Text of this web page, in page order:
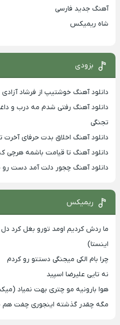
آهنگ جدید فارسی
شاه ریمیکس
بزودی
دانلود آهنگ خوشتیپ از فرشاد آزادی
دانلود آهنگ رفتی شدم مه درب و
تجنگی
دانلود آهنگ اخلاق بدت حرفای آخرت
دانلود آهنگ تا قیامت باشمه هرچی که
دانلود آهنگ چجور دلت آمد دست رو
ریمیکس
ما ردش کردیم اومد تورو بغل کرد
اینستا)
چرا بام الکی میجنگی دستتو رو کردم
نه تایی علیرضا اسپید
هوا بارونیه مو چتری بهت نمیاد
مگه چقدر گذشته اینجوری چفت هم